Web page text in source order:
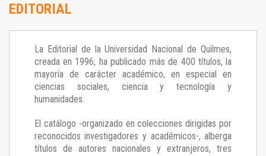
EDITORIAL
La Editorial de la Universidad Nacional de Quilmes,
creada en 1996, ha publicado más de 400 títulos, la
mayoría de carácter académico, en especial en
ciencias sociales, ciencia y tecnología y
humanidades.
El catálogo -organizado en colecciones dirigidas por
reconocidos investigadores y académicos-, alberga
títulos de autores nacionales y extranjeros, tres